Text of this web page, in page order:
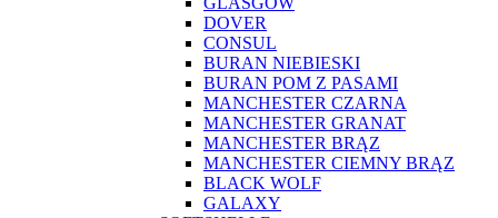
DOVER
CONSUL
BURAN NIEBIESKI
BURAN POM Z PASAMI
MANCHESTER CZARNA
MANCHESTER GRANAT
MANCHESTER BRĄZ
MANCHESTER CIEMNY BRĄZ
BLACK WOLF
GALAXY